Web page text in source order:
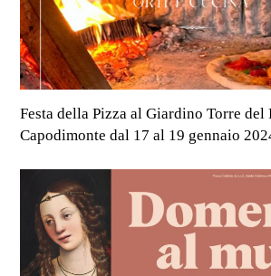
Festa della Pizza al Giardino Torre del
Capodimonte dal 17 al 19 gennaio